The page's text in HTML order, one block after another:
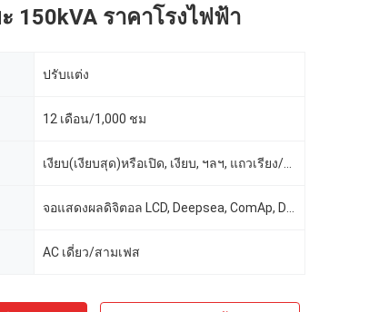
150kVA ราคาโรงไฟฟ้า
ปรับแต่ง
12 เดือน/1,000 ชม
AC เดี่ยว/สามเฟส